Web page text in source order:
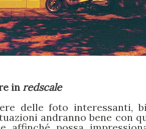
in redscale
delle foto interessanti,
andranno bene con